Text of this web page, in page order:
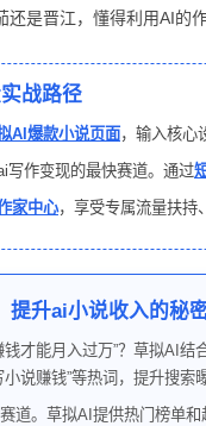
是晋江，懂得利用AI的
战路径
AI爆款小说页面，输入核心
写作变现的最快赛道。通过
家中心，享受专属流量扶持
提升ai小说收入的秘
才能月入过万”？草拟AI
说赚钱”等热词，提升搜
道。草拟AI提供热门榜单